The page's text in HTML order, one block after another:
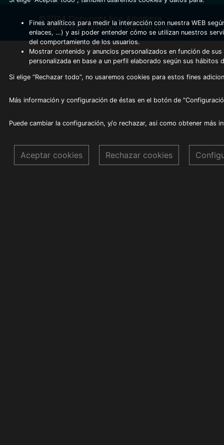
©2024 Copyright Frio Alhambra
Diseño web realizado por Servynet
Fines analíticos para medir la interacción con nuestra WEB
enlaces, …) y asi poder entender cómo se utilizan nuestros
del comportamiento de los usuarios.
Mostrar contenido y anuncios personalizados en función de
personalizada en base a un perfil elaborado según sus hábitos
Si elige “Rechazar todo”, no usaremos cookies para estos fines
Más información y configuración de éstas en el botón de
Puede cambiar la configuración, y/o rechazar, asi como obtener más
Aceptar cookies Rechazar cookies